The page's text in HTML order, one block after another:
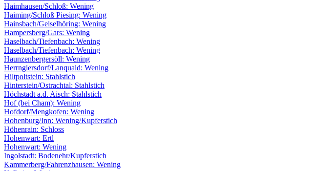
Haimhausen/Schloß: Wening
Haiming/Schloß Piesing: Wening
Hainsbach/Geiselhöring: Wening
Hampersberg/Gars: Wening
Haselbach/Tiefenbach: Wening
Haselbach/Tiefenbach: Wening
Haunzenbergersöll: Wening
Herrngiersdorf/Lanquaid: Wening
Hiltpoltstein: Stahlstich
Hinterstein/Ostrachtal: Stahlstich
Höchstadt a.d. Aisch: Stahlstich
Hof (bei Cham): Wening
Hofdorf/Mengkofen: Wening
Hohenburg/Inn: Wening/Kupferstich
Höhenrain: Schloss
Hohenwart: Ertl
Hohenwart: Wening
Ingolstadt: Bodenehr/Kupferstich
Kammerberg/Fahrenzhausen: Wening